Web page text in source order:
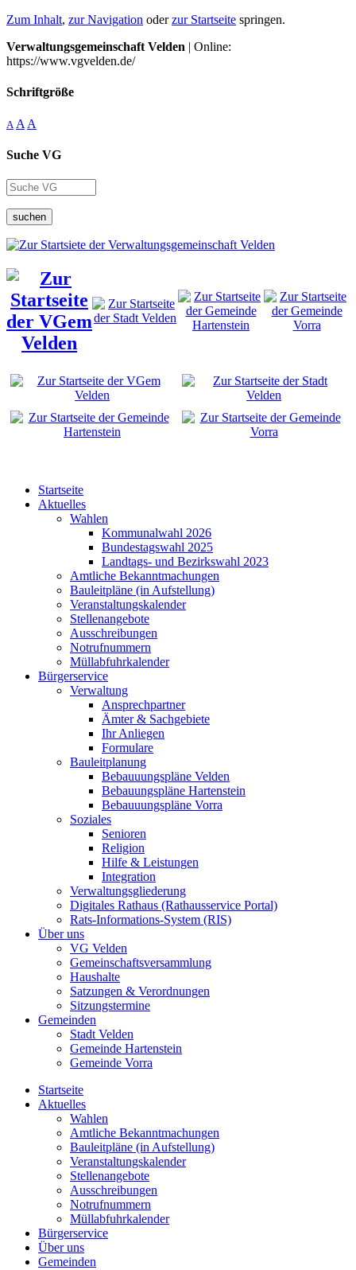
Zum Inhalt, zur Navigation oderzur Startseite springen.
Verwaltungsgemeinschaft Velden | Online:
https://www.vgvelden.de/
Schriftgröße
A A A
Suche VG
suchen
Startseite
Aktuelles
Wahlen
Kommunalwahl 2026
Bundestagswahl 2025
Landtags- und Bezirkswahl 2023
Amtliche Bekanntmachungen
Bauleitpläne (in Aufstellung)
Veranstaltungskalender
Stellenangebote
Ausschreibungen
Notrufnummern
Müllabfuhrkalender
Bürgerservice
Verwaltung
Ansprechpartner
Ämter & Sachgebiete
Ihr Anliegen
Formulare
Bauleitplanung
Bebauuungspläne Velden
Bebauungspläne Hartenstein
Bebauuungspläne Vorra
Soziales
Senioren
Religion
Hilfe & Leistungen
Integration
Verwaltungsgliederung
Digitales Rathaus (Rathausservice Portal)
Rats-Informations-System (RIS)
Über uns
VG Velden
Gemeinschaftsversammlung
Haushalte
Satzungen & Verordnungen
Sitzungstermine
Gemeinden
Stadt Velden
Gemeinde Hartenstein
Gemeinde Vorra
Startseite
Aktuelles
Wahlen
Amtliche Bekanntmachungen
Bauleitpläne (in Aufstellung)
Veranstaltungskalender
Stellenangebote
Ausschreibungen
Notrufnummern
Müllabfuhrkalender
Bürgerservice
Über uns
Gemeinden